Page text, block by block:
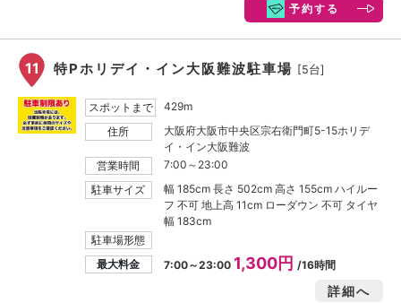
予約する
11 特Pホリデイ・イン大阪難波駐車場 [5台]
スポットまで
429m
住所
大阪府大阪市中央区宗右衛門町5-15ホリデ
イ・イン大阪難波
営業時間
7:00～23:00
駐車サイズ
幅 185cm 長さ 502cm 高さ 155cm ハイルー
フ 不可 地上高 11cm ローダウン 不可 タイヤ
幅 183cm
駐車場形態
最大料金
7:00～23:00 1,300円 /16時間
詳細へ